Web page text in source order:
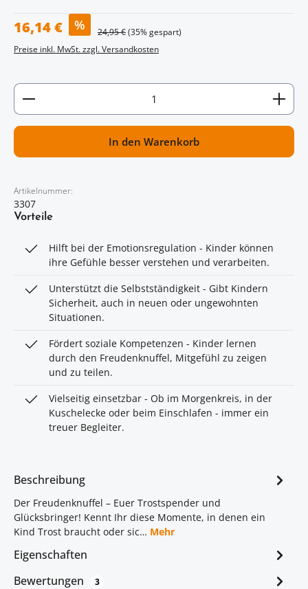
Verkaufspreis:
16,14 € % Regulärer Preis:
24,95 €(35% gespart)
Preise inkl. MwSt. zzgl. Versandkosten
Artikel Anzahl: Gib den gewünschten Wert ein
In den Warenkorb
Artikelnummer:
3307
Vorteile
Hilft bei der Emotionsregulation - Kinder können
ihre Gefühle besser verstehen und verarbeiten.
Unterstützt die Selbstständigkeit - Gibt Kindern
Sicherheit, auch in neuen oder ungewohnten
Situationen.
Fördert soziale Kompetenzen - Kinder lernen
durch den Freudenknuffel, Mitgefühl zu zeigen
und zu teilen.
Vielseitig einsetzbar - Ob im Morgenkreis, in der
Kuschelecke oder beim Einschlafen - immer ein
treuer Begleiter.
Beschreibung
Der Freudenknuffel – Euer Trostspender und
Glücksbringer! Kennt Ihr diese Momente, in denen ein
Kind Trost braucht oder sic… Mehr
Eigenschaften
Bewertungen
3